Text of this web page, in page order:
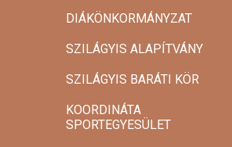
DIÁKÖNKORMÁNYZAT
SZILÁGYIS ALAPÍTVÁNY
SZILÁGYIS BARÁTI KÖR
KOORDINÁTA
SPORTEGYESÜLET